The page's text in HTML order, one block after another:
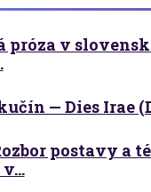
próza v
— Dies Irae
postavy a